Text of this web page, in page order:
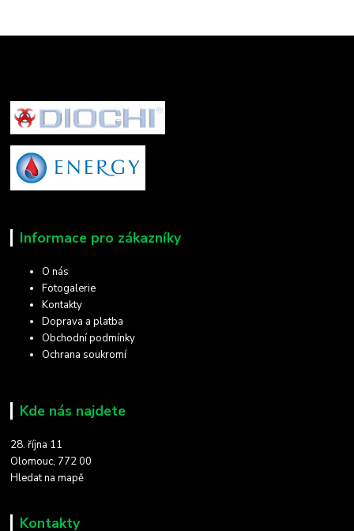
Informace pro zákazníky
O nás
Fotogalerie
Kontakty
Doprava a platba
Obchodní podmínky
Ochrana soukromí
Kde nás najdete
28. října 11
Olomouc, 772 00
Hledat na mapě
Kontakty